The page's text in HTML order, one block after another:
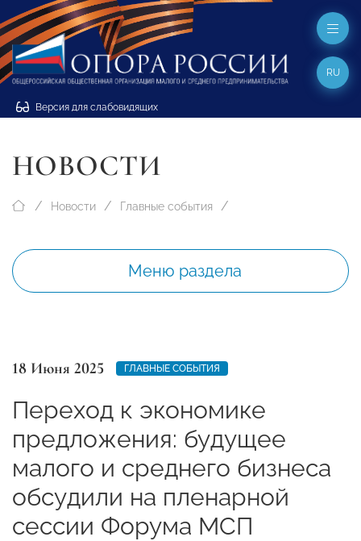
Версия для слабовидящих
RU
НОВОСТИ
Новости Главные события
Меню раздела
18 Июня 2025 ГЛАВНЫЕ СОБЫТИЯ
Переход к экономике
предложения: будущее
малого и среднего бизнеса
обсудили на пленарной
сессии Форума МСП